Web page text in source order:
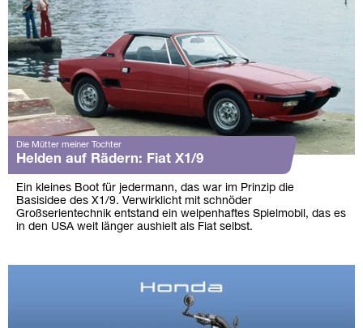
Die Mütter meiner Tochter
Helden auf Rädern: Fiat X1/9
Ein kleines Boot für jedermann, das war im Prinzip die
Basisidee des X1/9. Verwirklicht mit schnöder
Großserientechnik entstand ein welpenhaftes Spielmobil, das es
in den USA weit länger aushielt als Fiat selbst.